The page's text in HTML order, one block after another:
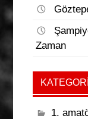
Zaman
1.